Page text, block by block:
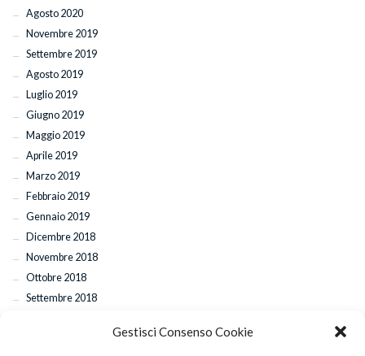
Gestisci Consenso Cookie
Agosto 2020
Novembre 2019
Settembre 2019
Agosto 2019
Luglio 2019
Giugno 2019
Maggio 2019
Aprile 2019
Marzo 2019
Febbraio 2019
Gennaio 2019
Dicembre 2018
Novembre 2018
Ottobre 2018
Settembre 2018